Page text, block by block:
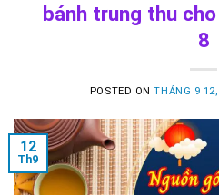
bánh trung thu
8
POSTED ONTHÁNG 9
12
Th9